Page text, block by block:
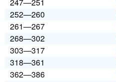
247—251
252—260
261—267
268—302
303—317
318—361
362—386